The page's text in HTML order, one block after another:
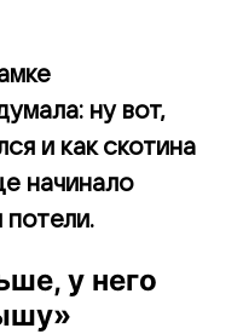
ну вот,
и как скотина
начинало
потели.
у него